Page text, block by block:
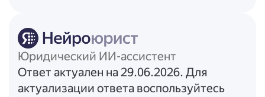
Юридический ИИ-ассистент
Ответ актуален на 29.06.2026. Для
актуализации ответа воспользуйтесь